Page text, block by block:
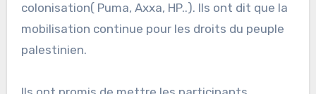
colonisation( Puma, Axxa, HP..). Ils ont dit que la
mobilisation continue pour les droits du peuple
palestinien.